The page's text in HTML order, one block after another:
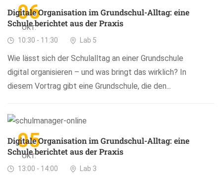
06
OKT.
Digitale Organisation im Grundschul-Alltag: eine
Schule berichtet aus der Praxis
10:30 - 11:30 Lab 5
Wie lässt sich der Schulalltag an einer Grundschule
digital organisieren – und was bringt das wirklich? In
diesem Vortrag gibt eine Grundschule, die den...
05
OKT.
Digitale Organisation im Grundschul-Alltag: eine
Schule berichtet aus der Praxis
13:00 - 14:00 Lab 3